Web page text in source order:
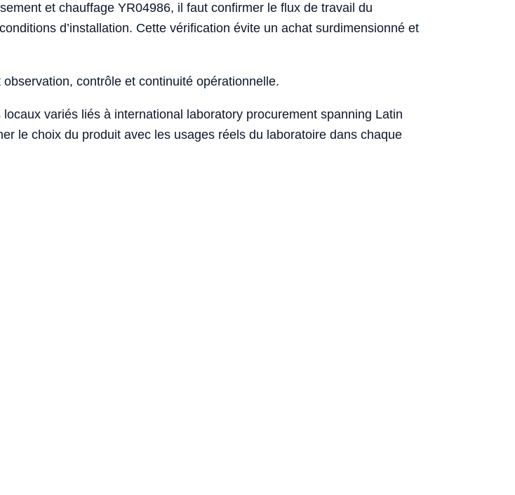
et chauffage YR04986, il faut confirmer le flux de travail du
d’installation. Cette vérification évite un achat surdimensionné et
contrôle et continuité opérationnelle.
variés liés à international laboratory procurement spanning Latin
le choix du produit avec les usages réels du laboratoire dans chaque